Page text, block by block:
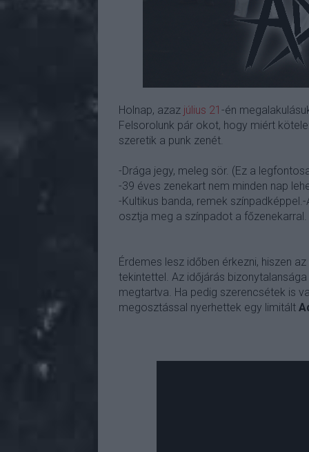
Holnap, azaz július 21 -én
Felsorolunk pár okot, hogy miért
szeretik a punk zenét.
-Drága jegy, meleg sör. (Ez a
-39 éves zenekart nem minden nap
-Kultikus banda, remek színpadképpel.-
osztja meg a színpadot a főzenekarral.
Érdemes lesz időben érkezni, hiszen
tekintettel. Az időjárás
megtartva. Ha pedig szerencsétek is
megosztással nyerhettek egy limitált